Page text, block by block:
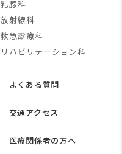
乳腺科
放射線科
救急診療科
リハビリテーション科
よくある質問
交通アクセス
医療関係者の方へ